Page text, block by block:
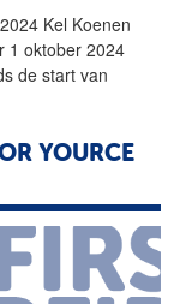
Kel Koenen
1 oktober 2024
de start van
YOURCE